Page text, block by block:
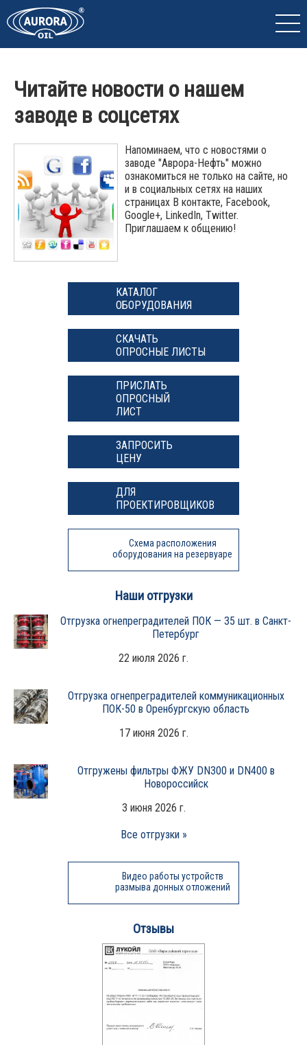
Читайте новости о нашем
заводе в соцсетях
Напоминаем, что с новостями о
заводе "Аврора-Нефть" можно
ознакомиться не только на сайте, но
и в социальных сетях на наших
страницах В контакте, Facebook,
Google+, LinkedIn, Twitter.
Приглашаем к общению!
КАТАЛОГ
ОБОРУДОВАНИЯ
СКАЧАТЬ
ОПРОСНЫЕ ЛИСТЫ
ПРИСЛАТЬ
ОПРОСНЫЙ
ЛИСТ
ЗАПРОСИТЬ
ЦЕНУ
ДЛЯ
ПРОЕКТИРОВЩИКОВ
Схема расположения
оборудования на резервуаре
Наши отгрузки
Отгрузка огнепреградителей ПОК — 35 шт. в Санкт-
Петербург
22 июля 2026 г.
Отгрузка огнепреградителей коммуникационных
ПОК-50 в Оренбургскую область
17 июня 2026 г.
Отгружены фильтры ФЖУ DN300 и DN400 в
Новороссийск
3 июня 2026 г.
Все отгрузки »
Видео работы устройств
размыва донных отложений
Отзывы